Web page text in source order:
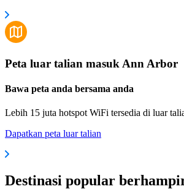
Peta luar talian masuk Ann Arbor
Bawa peta anda bersama anda
Lebih 15 juta hotspot WiFi tersedia di luar
Dapatkan peta luar talian
Destinasi popular